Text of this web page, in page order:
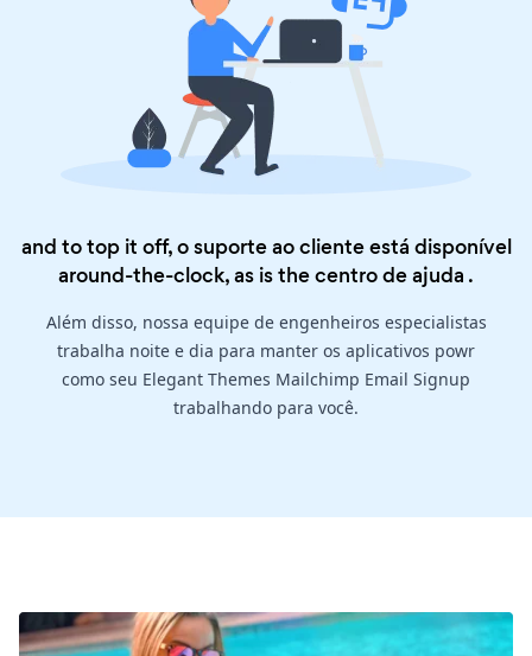
and to top it off, o suporte ao cliente está disponível
around-the-clock, as is thecentro de ajuda .
Além disso, nossa equipe de engenheiros especialistas
trabalha noite e dia para manter os aplicativos powr
como seu Elegant Themes Mailchimp Email Signup
trabalhando para você.